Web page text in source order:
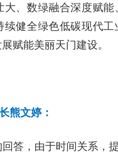
大、数绿融合深度赋能
续健全绿色低碳现代工
赋能美丽天门建设。
熊文婷：
答，由于时间关系，